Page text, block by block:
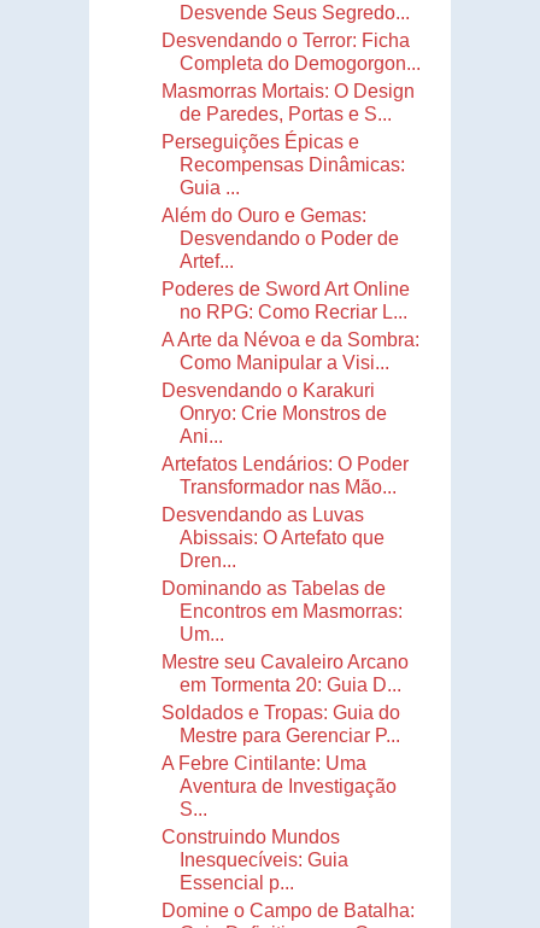
Desvende Seus Segredo...
Desvendando o Terror: Ficha
Completa do Demogorgon...
Masmorras Mortais: O Design
de Paredes, Portas e S...
Perseguições Épicas e
Recompensas Dinâmicas:
Guia ...
Além do Ouro e Gemas:
Desvendando o Poder de
Artef...
Poderes de Sword Art Online
no RPG: Como Recriar L...
A Arte da Névoa e da Sombra:
Como Manipular a Visi...
Desvendando o Karakuri
Onryo: Crie Monstros de
Ani...
Artefatos Lendários: O Poder
Transformador nas Mão...
Desvendando as Luvas
Abissais: O Artefato que
Dren...
Dominando as Tabelas de
Encontros em Masmorras:
Um...
Mestre seu Cavaleiro Arcano
em Tormenta 20: Guia D...
Soldados e Tropas: Guia do
Mestre para Gerenciar P...
A Febre Cintilante: Uma
Aventura de Investigação
S...
Construindo Mundos
Inesquecíveis: Guia
Essencial p...
Domine o Campo de Batalha: